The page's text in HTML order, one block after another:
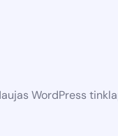
WordPress